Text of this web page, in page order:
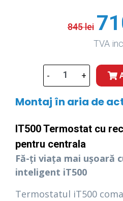
845lei
TVA
- +
Montaj în aria de
IT500 Termostat cu
pentru centrala
Fă-ți viața mai ușoară
inteligent iT500
Termostatul iT500